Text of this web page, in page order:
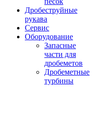
Дробеструйные
рукава
Сервис
Оборудование
Запасные
части для
дробеметов
Дробеметные
турбины